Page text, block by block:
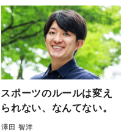
スポーツのルールは変え
られない、なんてない。
澤田 智洋